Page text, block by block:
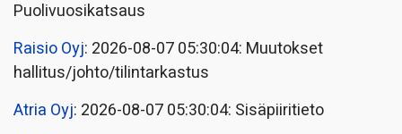
Puolivuosikatsaus
Raisio Oyj: 2026-08-07 05:30:04: Muutokset
hallitus/johto/tilintarkastus
Atria Oyj: 2026-08-07 05:30:04: Sisäpiiritieto